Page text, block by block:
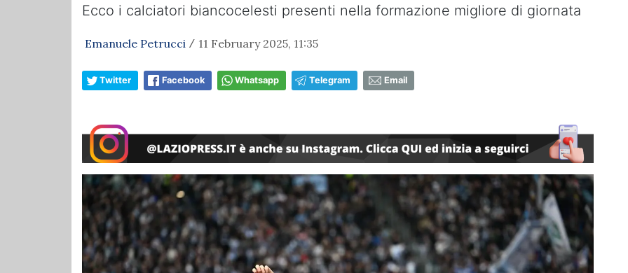
Ecco i calciatori biancocelesti presenti nella formazione migliore di giornata
Emanuele Petrucci / 11 February 2025, 11:35
Twitter Facebook Whatsapp Telegram Email